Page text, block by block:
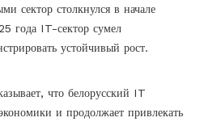
сектор столкнулся в начале
года IT-сектор сумел
устойчивый рост.
что белорусский IT
и продолжает привлекать